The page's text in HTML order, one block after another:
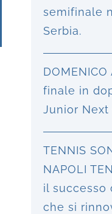
semifinale
Serbia.
DOMENICO
finale in
Junior Next
TENNIS
NAPOLI
il successo
che si